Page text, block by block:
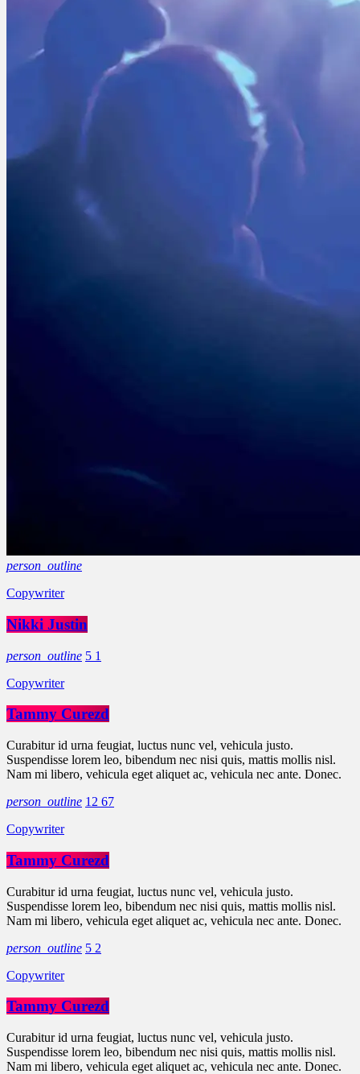
person_outline
Copywriter
Nikki Justin
person_outline 5 1
Copywriter
Tammy Curezd
Curabitur id urna feugiat, luctus nunc vel, vehicula justo.
Suspendisse lorem leo, bibendum nec nisi quis, mattis mollis nisl.
Nam mi libero, vehicula eget aliquet ac, vehicula nec ante. Donec.
person_outline 12 67
Copywriter
Tammy Curezd
Curabitur id urna feugiat, luctus nunc vel, vehicula justo.
Suspendisse lorem leo, bibendum nec nisi quis, mattis mollis nisl.
Nam mi libero, vehicula eget aliquet ac, vehicula nec ante. Donec.
person_outline 5 2
Copywriter
Tammy Curezd
Curabitur id urna feugiat, luctus nunc vel, vehicula justo.
Suspendisse lorem leo, bibendum nec nisi quis, mattis mollis nisl.
Nam mi libero, vehicula eget aliquet ac, vehicula nec ante. Donec.